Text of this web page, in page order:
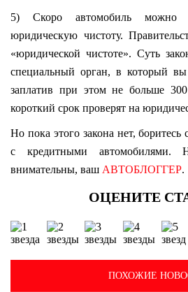
5) Скоро автомобиль можно
юридическую чистоту.
«юридической чистоте». Суть
специальный орган, в который вы
заплатив при этом не больше
короткий срок проверят на
Но пока этого закона нет,
с кредитными автомобилями.
внимательны, ваш АВТОБЛОГГЕР.
ПОХОЖИЕ